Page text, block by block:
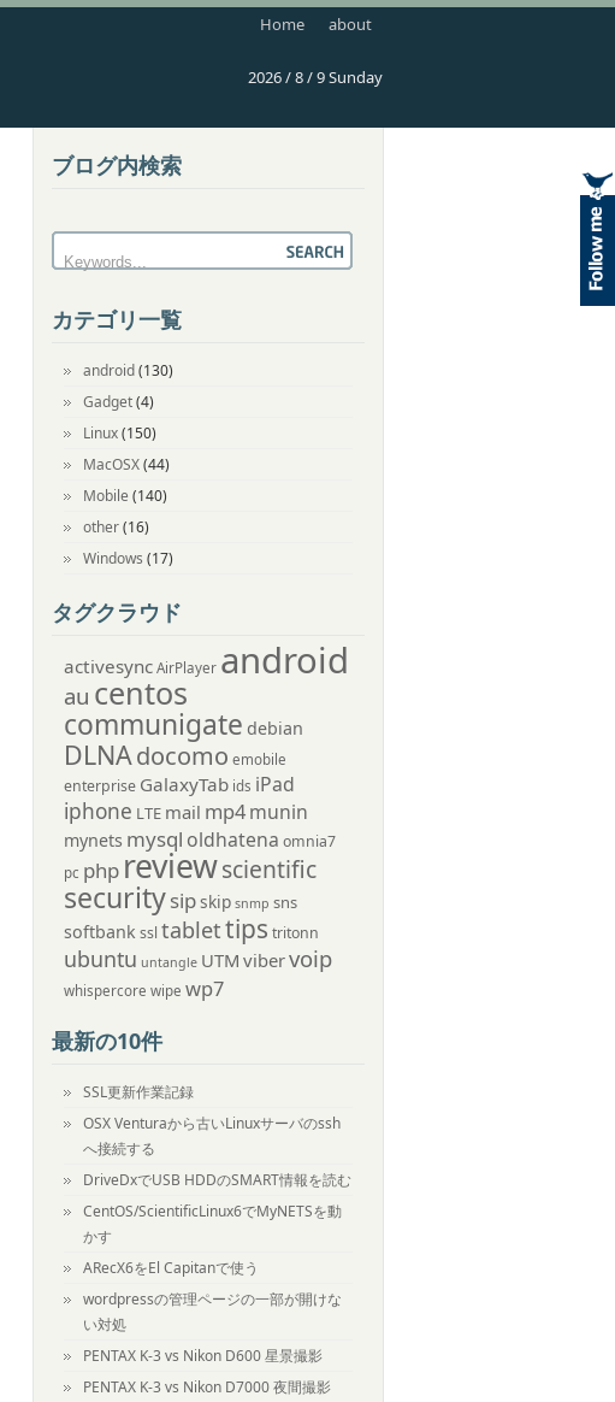
Home about
2026 / 8 / 9 Sunday
ブログ内検索
カテゴリ一覧
android(130)
Gadget(4)
Linux(150)
MacOSX(44)
Mobile (140)
other(16)
Windows (17)
タグクラウド
activesync AirPlayer android
au centos
communigate debian
DLNAdocomo emobile
enterprise GalaxyTab ids iPad
iphone LTE mail mp4munin
mynets mysql oldhatena omnia7
pc php reviewscientific
securitysipskip snmp sns
softbankssl tablettips tritonn
ubuntu untangle UTM vibervoip
whispercore wipe wp7
最新の10件
SSL更新作業記録
OSX Venturaから古いLinuxサーバのssh
へ接続する
DriveDxでUSB HDDのSMART情報を読む
CentOS/ScientificLinux6でMyNETSを動
かす
ARecX6をEl Capitanで使う
wordpressの管理ページの一部が開けな
い対処
PENTAX K-3 vs Nikon D600 星景撮影
PENTAX K-3 vs Nikon D7000 夜間撮影